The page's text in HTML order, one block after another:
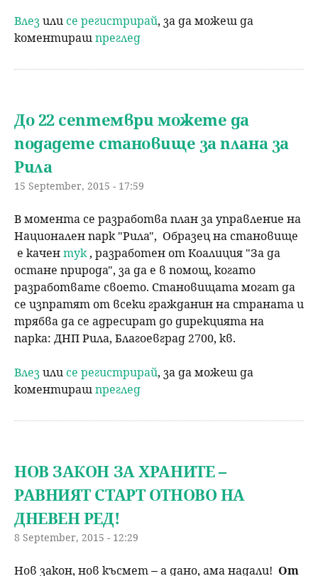
Влезили се регистрирай, за да можеш да
коментирашпреглед
До 22 септември можете да
подадете становище за плана за
Рила
15 September, 2015 - 17:59
В момента се разработва план за управление на
Национален парк "Рила", Образец на становище
е качентук, разработен от Коалиция "За да
остане природа", за да е в помощ, когато
разработвате своето. Становищата могат да
се изпратят от всеки гражданин на страната и
трябва да се адресират до дирекцията на
парка: ДНП Рила, Благоевград 2700, кв.
Влезили се регистрирай, за да можеш да
коментирашпреглед
НОВ ЗАКОН ЗА ХРАНИТЕ –
РАВНИЯТ СТАРТ ОТНОВО НА
ДНЕВЕН РЕД!
8 September, 2015 - 12:29
Нов закон, нов късмет – а дано, ама надали! От